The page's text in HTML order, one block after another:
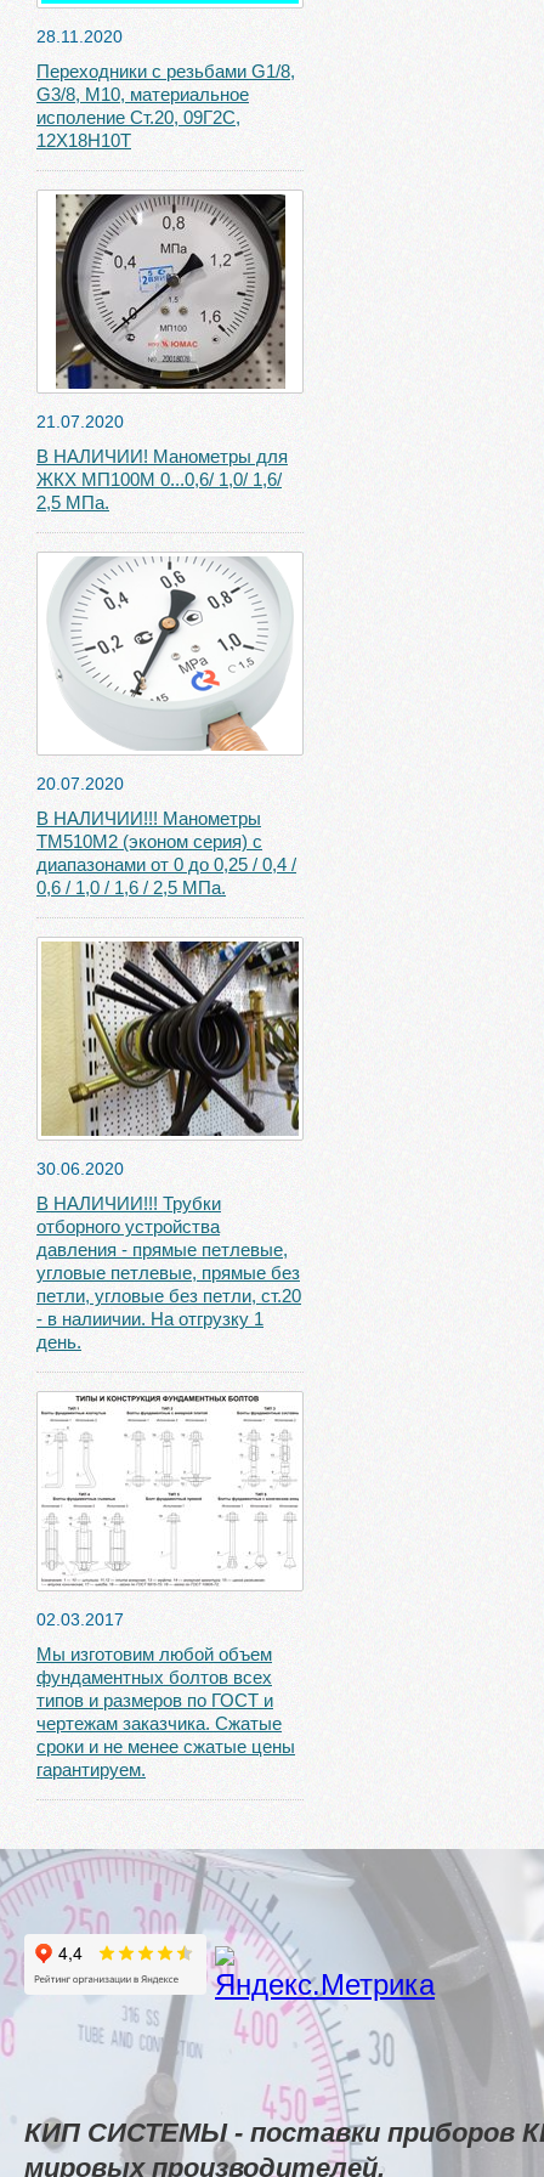
28.11.2020
Переходники с резьбами G1/8,
G3/8, М10, материальное
исполение Ст.20, 09Г2С,
12Х18Н10Т
21.07.2020
В НАЛИЧИИ! Манометры для
ЖКХ МП100М 0...0,6/ 1,0/ 1,6/
2,5 МПа.
20.07.2020
В НАЛИЧИИ!!! Манометры
ТМ510М2 (эконом серия) с
диапазонами от 0 до 0,25 / 0,4 /
0,6 / 1,0 / 1,6 / 2,5 МПа.
30.06.2020
В НАЛИЧИИ!!! Трубки
отборного устройства
давления - прямые петлевые,
угловые петлевые, прямые без
петли, угловые без петли, ст.20
- в налиичии. На отгрузку 1
день.
02.03.2017
Мы изготовим любой объем
фундаментных болтов всех
типов и размеров по ГОСТ и
чертежам заказчика. Сжатые
сроки и не менее сжатые цены
гарантируем.
КИП СИСТЕМЫ - поставки приборов
мировых производителей.